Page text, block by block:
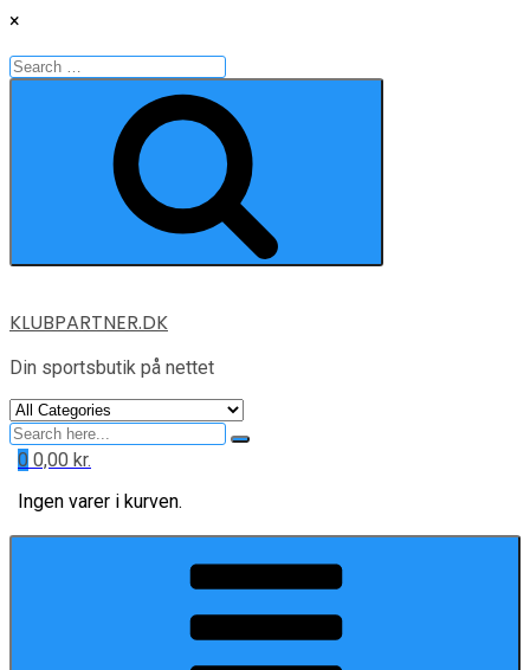
×
Search
for:
Skip
content
KLUBPARTNER.DK
Din sportsbutik på nettet
Search
for
0 0,00 kr.
Ingen varer i kurven.